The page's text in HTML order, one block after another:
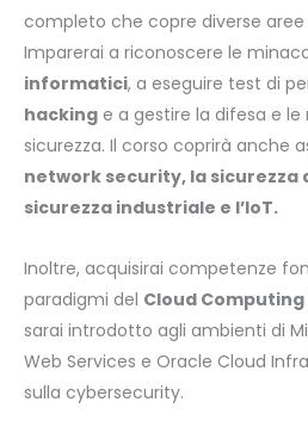
completo che copre diverse
Imparerai a riconoscere le
informatici, a eseguire test di
hacking e a gestire la difesa e
sicurezza. Il corso coprirà anche
network security, la sicurezza
sicurezza industriale e l’IoT.
Inoltre, acquisirai competenze
paradigmi del Cloud Computing
sarai introdotto agli ambienti di
Web Services e Oracle Cloud
sulla cybersecurity.